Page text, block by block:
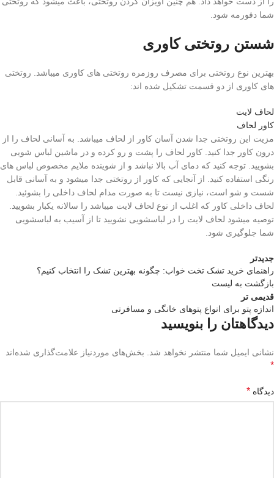
شما دفورمه شود.
شستن روتختی کاوری
بهترین نوع روتختی برای مصرف روزمره روتختی های کاوری میباشد. روتختی
های کاوری از دو قسمت تشکیل شده اند:
لحاف لایت
کاور لحاف
مزیت این روتختی جدا شدن آسان کاور از لحاف میباشد. به آسانی لحاف را از
درون کاور جدا کنید. کاور لحاف را پشت و رو کرده و در ماشین لباس شویی
بشویید. توجه کنید که دمای آب بالا نباشد و از شوینده ملایم مخصوص لباس های
رنگی استفاده کنید. از آنجایی که کاور از روتختی جدا میشود و به آسانی قابل
شست و شو است، نیازی نیست تا به صورت مدام لحاف داخلی را بشوئید.
لحاف داخلی کاور که اغلب از نوع لحاف لایت میباشد را سالانه یکبار بشویید.
توصیه میشود لحاف لایت را در لباسشویی نشویید تا از آسیب به لباسشویی
شما جلوگیری شود.
جدیدتر
راهنمای خرید تشک تخت خواب: چگونه بهترین تشک را انتخاب کنیم؟
بازگشت به لیست
قدیمی تر
اندازه پتو برای انواع پتوهای خانگی و مسافرتی
دیدگاهتان را بنویسید
نشانی ایمیل شما منتشر نخواهد شد. بخش‌های موردنیاز علامت‌گذاری شده‌اند
*
دیدگاه *